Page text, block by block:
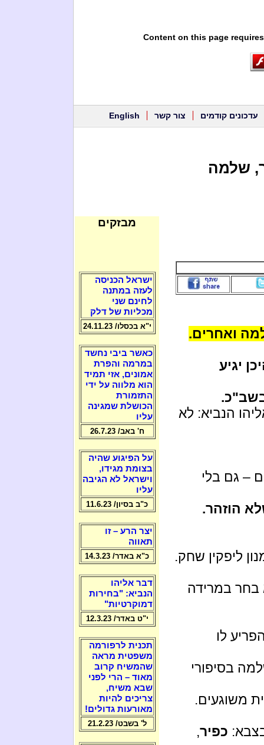
Content on this page
עדכונים קודמים צור קשר English
שלמה
ואחרים.
יגיע
הנביא: לא
– גם בלי
הוזהר.
ליפקין שחק.
בחר במרידה
לו
בסיפורי
משוגעים.
כפיר,
מבזקים
ישראל הכניסה
לעזה במתנה
לחינם שני
מכליות של דלק
י"א בכסלו/ 24.11.23
כאשר ביבי נחשד
במרמה והפרת
אמונים, אזי תמיד
הוא מלווה על ידי
התזמורת
הכושלת שמגינה
עליו
ח' באב/ 26.7.23
על הפיגוע שהיה
בצומת מגידו,
וישראל לא הגיבה
עליו
כ"ב בסיון/ 11.6.23
יצר הרע – זו
תאווה
כ"א באדר/ 14.3.23
דבר אליהו
הנביא: "בחירות
דמוקרטיות"
י"ט באדר/ 12.3.23
תכנית לרפורמה
משפטית מראה
שהמשיח קרוב
מאוד – הרי לפני
שבא משיח,
צריכים להיות
מאורעות גדולים!
ל' בשבט/ 21.2.23